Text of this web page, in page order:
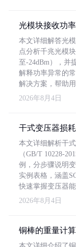
光模块接收功
本文详细解答光
点分析千兆光模
至-24dBm），并
解释功率异常的
解决方案，帮助
2026年8月4日
干式变压器损
本文详细解析干
（GB/T 10228-
例，分步骤说明
实例表格，涵盖
快速掌握变压器能
2026年8月4日
铜棒的重量计